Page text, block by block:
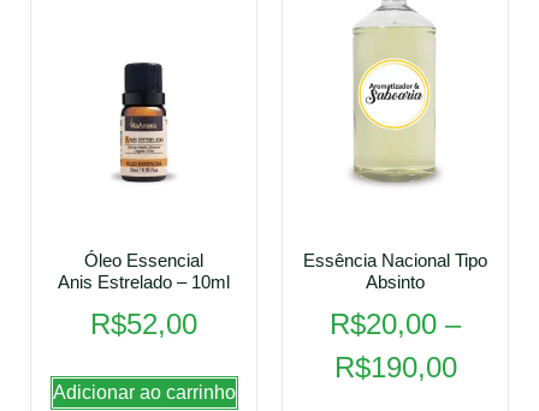
Óleo Essencial
Anis Estrelado – 10ml
R$52,00
Adicionar ao carrinho
Essência Nacional Tipo
Absinto
R$20,00 –
R$190,00